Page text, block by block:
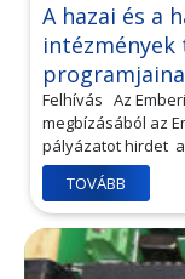
A hazai és a
intézmények
Felhívás Az
megbízásából az
pályázatot hirdet
TOVÁBB